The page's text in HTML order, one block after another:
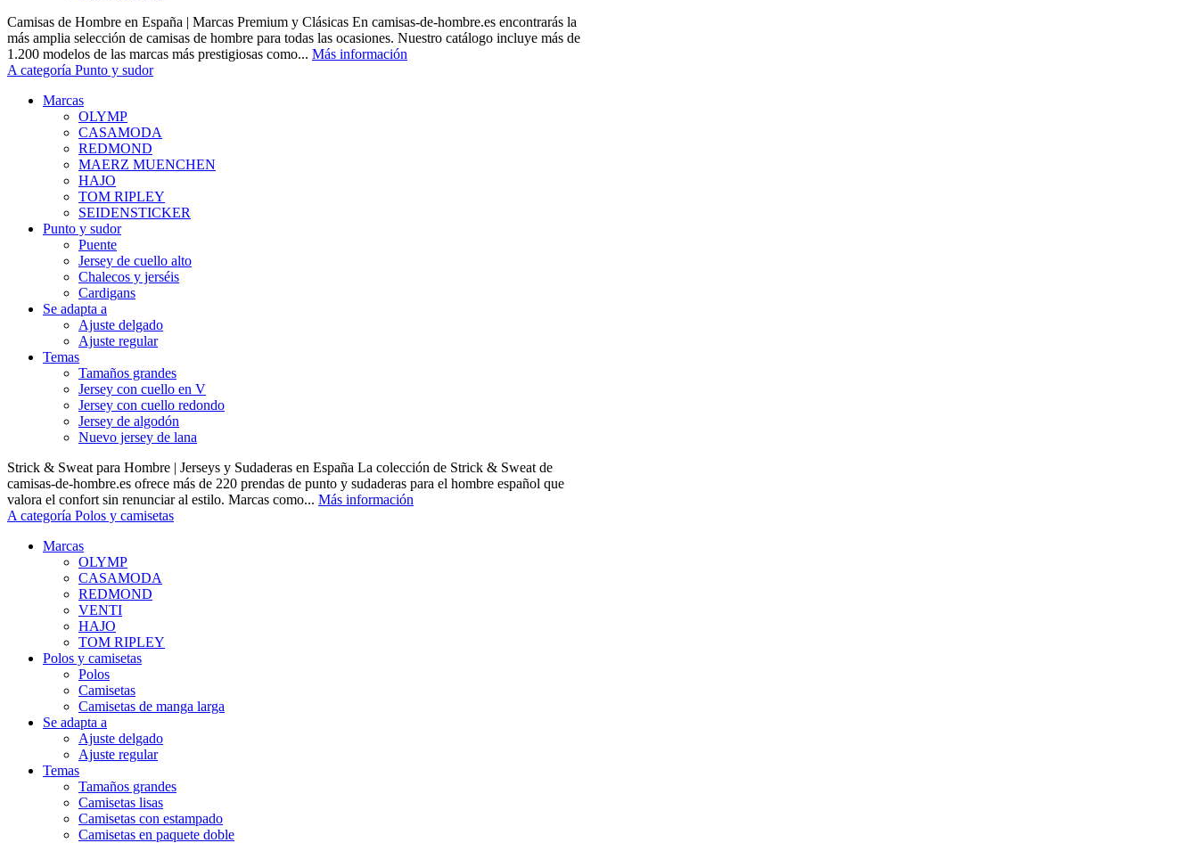
Camisas de Hombre en España | Marcas Premium y Clásicas En camisas-de-hombre.es encontrarás la
más amplia selección de camisas de hombre para todas las ocasiones. Nuestro catálogo incluye más de
1.200 modelos de las marcas más prestigiosas como... Más información
A categoría Punto y sudor
Marcas
OLYMP
CASAMODA
REDMOND
MAERZ MUENCHEN
HAJO
TOM RIPLEY
SEIDENSTICKER
Punto y sudor
Puente
Jersey de cuello alto
Chalecos y jerséis
Cardigans
Se adapta a
Ajuste delgado
Ajuste regular
Temas
Tamaños grandes
Jersey con cuello en V
Jersey con cuello redondo
Jersey de algodón
Nuevo jersey de lana
Strick & Sweat para Hombre | Jerseys y Sudaderas en España La colección de Strick & Sweat de
camisas-de-hombre.es ofrece más de 220 prendas de punto y sudaderas para el hombre español que
valora el confort sin renunciar al estilo. Marcas como... Más información
A categoría Polos y camisetas
Marcas
OLYMP
CASAMODA
REDMOND
VENTI
HAJO
TOM RIPLEY
Polos y camisetas
Polos
Camisetas
Camisetas de manga larga
Se adapta a
Ajuste delgado
Ajuste regular
Temas
Tamaños grandes
Camisetas lisas
Camisetas con estampado
Camisetas en paquete doble